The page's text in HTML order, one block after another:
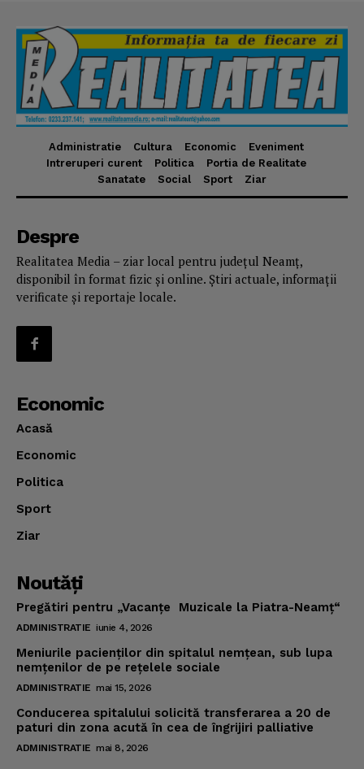
Administratie Cultura Economic
Eveniment
Intreruperi curent
Politica
Portia de Realitate
Sanatate
Social Sport Ziar
Despre
Realitatea Media – ziar local pentru județul Neamț,
disponibil în format fizic și online. Știri actuale, informații
verificate și reportaje locale.
Economic
Acasă
Economic
Politica
Sport
Ziar
Noutăţi
Pregătiri pentru „Vacanţe Muzicale la Piatra-Neamţ“
ADMINISTRATIE iunie 4, 2026
Meniurile pacienţilor din spitalul nemţean, sub lupa
nemţenilor de pe reţelele sociale
ADMINISTRATIE mai 15, 2026
Conducerea spitalului solicită transferarea a 20 de
paturi din zona acută în cea de îngrijiri palliative
ADMINISTRATIE mai 8, 2026